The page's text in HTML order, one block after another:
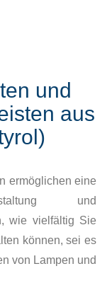
und
aus
ermöglichen eine
und
wie vielfältig Sie
können, sei es
von Lampen und